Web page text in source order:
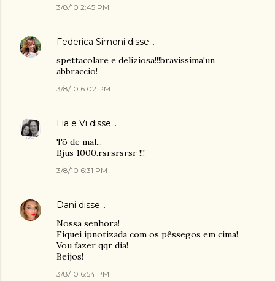
3/8/10 2:45 PM
Federica Simoni disse…
spettacolare e deliziosa!!!bravissima!un
abbraccio!
3/8/10 6:02 PM
Lia e Vi disse…
Tõ de mal...
Bjus 1000.rsrsrsrsr !!!
3/8/10 6:31 PM
Dani disse…
Nossa senhora!
Fiquei ipnotizada com os pêssegos em cima!
Vou fazer qqr dia!
Beijos!
3/8/10 6:54 PM